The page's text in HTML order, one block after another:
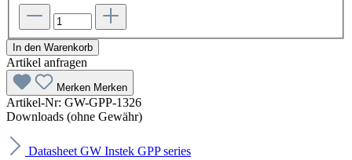
In den Warenkorb
Artikel anfragen
Merken Merken
Artikel-Nr: GW-GPP-1326
Downloads (ohne Gewähr)
Datasheet GW Instek GPP series